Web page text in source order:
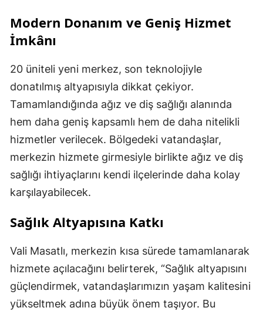
Modern Donanım ve Geniş Hizmet
İmkânı
20 üniteli yeni merkez, son teknolojiyle
donatılmış altyapısıyla dikkat çekiyor.
Tamamlandığında ağız ve diş sağlığı alanında
hem daha geniş kapsamlı hem de daha nitelikli
hizmetler verilecek. Bölgedeki vatandaşlar,
merkezin hizmete girmesiyle birlikte ağız ve diş
sağlığı ihtiyaçlarını kendi ilçelerinde daha kolay
karşılayabilecek.
Sağlık Altyapısına Katkı
Vali Masatlı, merkezin kısa sürede tamamlanarak
hizmete açılacağını belirterek, “Sağlık altyapısını
güçlendirmek, vatandaşlarımızın yaşam kalitesini
yükseltmek adına büyük önem taşıyor. Bu